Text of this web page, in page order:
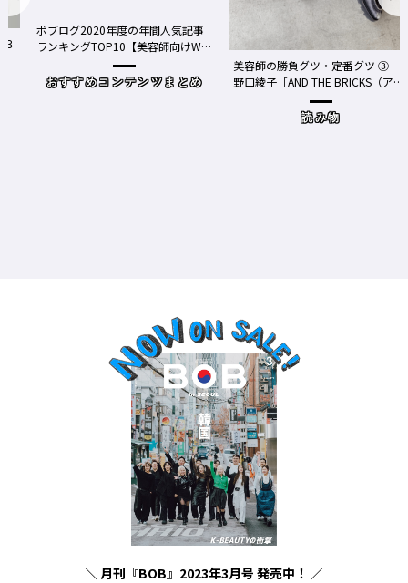
ボブログ2020年度の年間人気記事
ランキングTOP10【美容師向けWe
おすすめコンテンツまとめ
美容師の勝負グツ・定番グツ ③－
野口綾子［AND THE BRICKS（アン
ドザブリックス）／神奈川県鎌倉
読み物
＼ 月刊『BOB』2023年3月号 発売中！ ／